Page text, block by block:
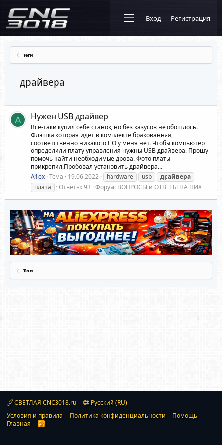
Вход Регистрация
Теги
драйвера
A Нужен USB драйвер
Всё-таки купил себе станок, но без казусов не обошлось.
Флэшка которая идет в комплекте бракованная,
соответственно никакого ПО у меня нет. Чтобы компьютер
определили плату управления нужны USB драйвера. Прошу
помочь найти необходимые дрова. Фото платы
прикрепил.Пробовал установить драйвера...
A1ex Тема 19.06.2022 hardware usb
драйвера
плата
Ответы: 93 Форум: ВОПРОСЫ и ОТВЕТЫ НА НИХ
Теги
СВЕТЛАЯ CNC3018.ru
Русский (RU)
Условия и правила
Политика конфиденциальности
Помощь
Главная
R
S